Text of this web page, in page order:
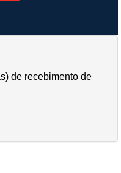
de recebimento de